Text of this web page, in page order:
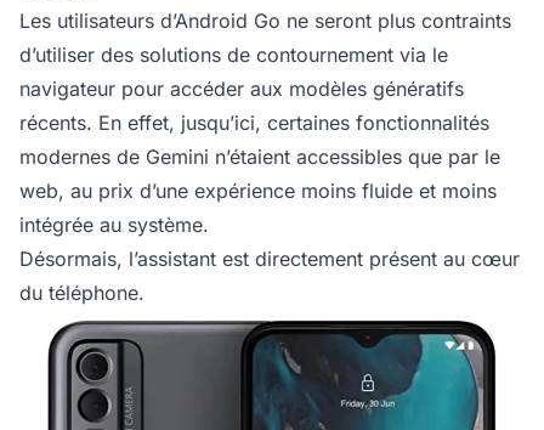
Les utilisateurs d’Android Go ne seront plus contraints
d’utiliser des solutions de contournement via le
navigateur pour accéder aux modèles génératifs
récents. En effet, jusqu’ici, certaines fonctionnalités
modernes de Gemini n’étaient accessibles que par le
web, au prix d’une expérience moins fluide et moins
intégrée au système.
Désormais, l’assistant est directement présent au cœur
du téléphone.